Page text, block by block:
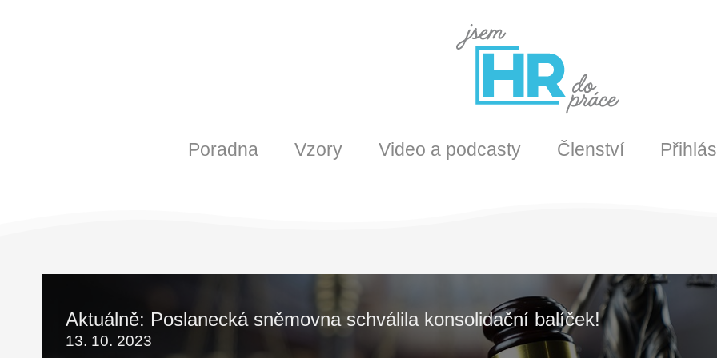
Poradna Vzory Video a podcasty Členství
Aktuálně: Poslanecká sněmovna schválila konsolidační balíček!
13. 10. 2023